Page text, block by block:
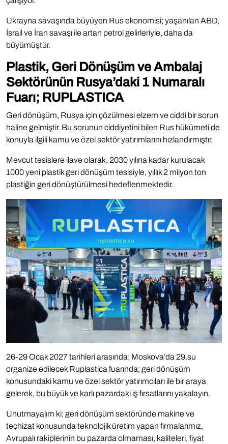
Ukrayna savaşında büyüyen Rus ekonomisi; yaşanılan ABD,
İsrail ve İran savaşı ile artan petrol gelirleriyle, daha da
büyümüştür.
Plastik, Geri Dönüşüm ve Ambalaj
Sektörünün Rusya’daki 1 Numaralı
Fuarı; RUPLASTICA
Geri dönüşüm, Rusya için çözülmesi elzem ve ciddi bir sorun
haline gelmiştir. Bu sorunun ciddiyetini bilen Rus hükümeti de
konuyla ilgili kamu ve özel sektör yatırımlarını hızlandırmıştır.
Mevcut tesislere ilave olarak, 2030 yılına kadar kurulacak
1000 yeni plastik geri dönüşüm tesisiyle, yıllık 2 milyon ton
plastiğin geri dönüştürülmesi hedeflenmektedir.
26-29 Ocak 2027 tarihleri arasında; Moskova’da 29.su
organize edilecek Ruplastica fuarında; geri dönüşüm
konusundaki kamu ve özel sektör yatırımcıları ile bir araya
gelerek, bu büyük ve karlı pazardaki iş fırsatlarını yakalayın.
Unutmayalım ki; geri dönüşüm sektöründe makine ve
teçhizat konusunda teknolojik üretim yapan firmalarımız,
Avrupalı rakiplerinin bu pazarda olmaması, kaliteleri, fiyat